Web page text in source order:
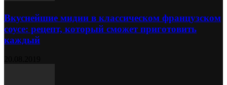
Вкуснейшие мидии в классическом французском
соусе: рецепт, который сможет приготовить
каждый